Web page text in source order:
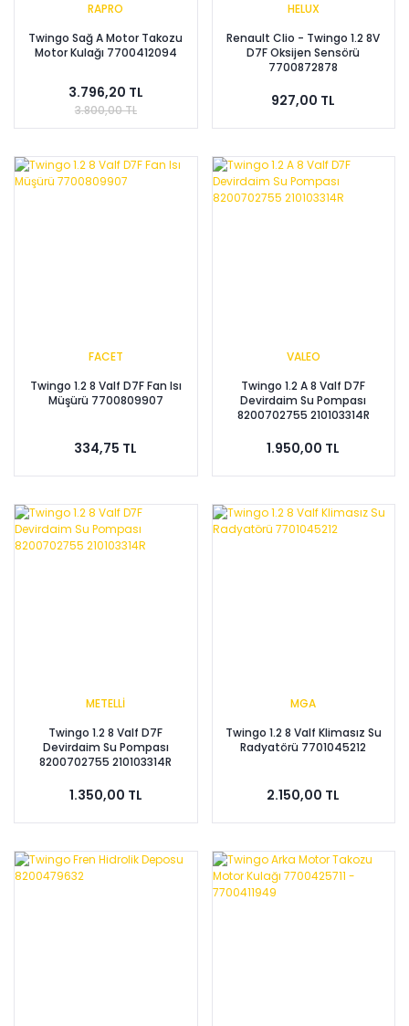
RAPRO
Twingo Sağ A Motor Takozu
Motor Kulağı 7700412094
3.796,20 TL
3.800,00 TL
HELUX
Renault Clio - Twingo 1.2 8V
D7F Oksijen Sensörü
7700872878
927,00 TL
FACET
Twingo 1.2 8 Valf D7F Fan Isı
Müşürü 7700809907
334,75 TL
VALEO
Twingo 1.2 A 8 Valf D7F
Devirdaim Su Pompası
8200702755 210103314R
1.950,00 TL
METELLİ
Twingo 1.2 8 Valf D7F
Devirdaim Su Pompası
8200702755 210103314R
1.350,00 TL
MGA
Twingo 1.2 8 Valf Klimasız Su
Radyatörü 7701045212
2.150,00 TL